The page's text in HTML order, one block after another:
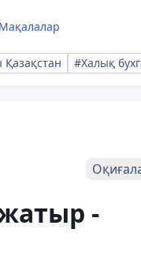
Мақалалар
#Халық
-